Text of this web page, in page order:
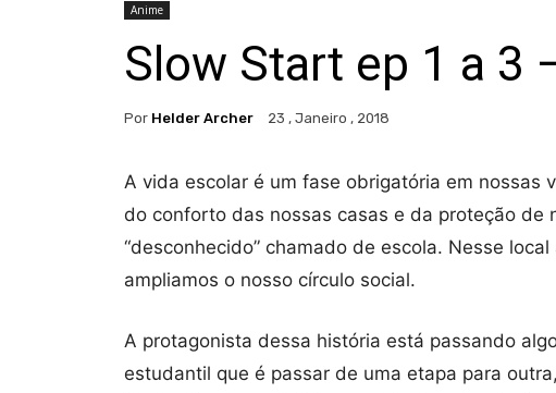
Anime
Slow Start ep 1 a 3
Por Helder Archer 23 , Janeiro , 2018
A vida escolar é um fase obrigatória em nossas
do conforto das nossas casas e da proteção de
“desconhecido” chamado de escola. Nesse
ampliamos o nosso círculo social.
A protagonista dessa história está passando
estudantil que é passar de uma etapa para